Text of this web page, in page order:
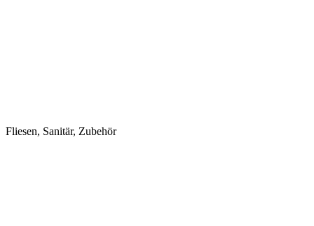
Fliesen, Sanitär, Zubehör